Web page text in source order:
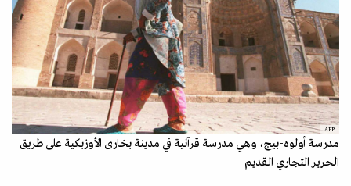
AFP
مدرسة أولوه-بيج، وهي مدرسة قرآنية في مدينة بخارى الأوزبكية على طريق
الحرير التجاري القديم